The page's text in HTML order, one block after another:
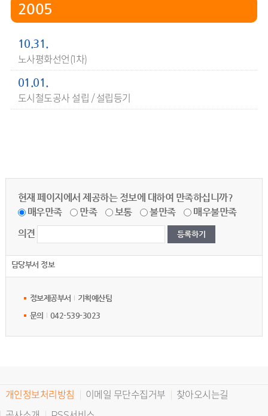
2005
10.31.
노사평화선언(1차)
01.01.
도시철도공사 설립 / 설립등기
현재 페이지에서 제공하는 정보에 대하여 만족하십니까?
매우만족
만족 보통 불만족
매우불만족
의견
담당부서 정보
정보제공부서
기획예산팀
문의
042-539-3023
개인정보처리방침 이메일 무단수집거부
찾아오시는길